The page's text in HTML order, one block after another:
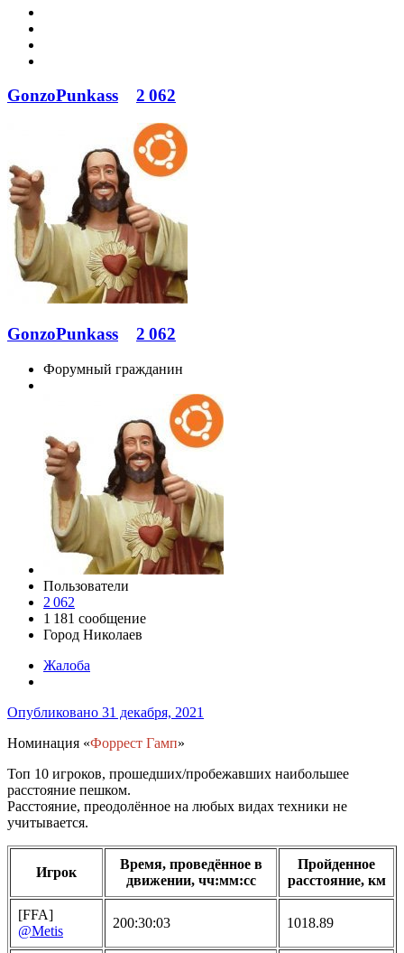
GonzoPunkass 2 062
GonzoPunkass 2 062
Форумный гражданин
Пользователи
2 062
1 181 сообщение
Город Николаев
Жалоба
Опубликовано 31 декабря, 2021
Номинация «Форрест Гамп»
Топ 10 игроков, прошедших/пробежавших наибольшее
расстояние пешком.
Расстояние, преодолённое на любых видах техники не
учитывается.
Игрок
Время, проведённое в
движении, чч:мм:сс
Пройденное
расстояние, км
[FFA]
@Metis
200:30:03 1018.89